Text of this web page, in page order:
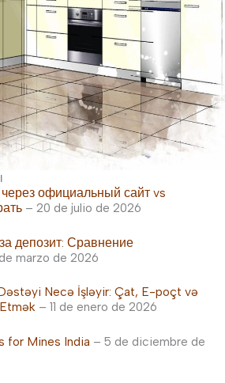
через официальный сайт vs
– 20 de julio de 2026
депозит: Сравнение
marzo de 2026
Necə İşləyir: Çat, E-poçt və
– 11 de enero de 2026
for Mines India – 5 de diciembre de